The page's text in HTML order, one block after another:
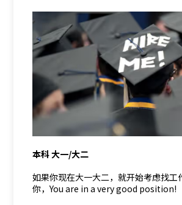
本科 大一/大二
如果你现在大一大二，就开始考虑找工
你，You are in a very good position!